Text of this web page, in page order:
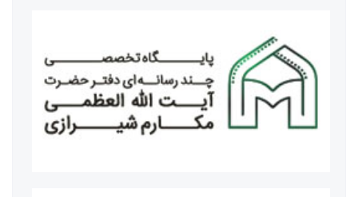
حجت‌الاسلام والمسلمین سید کاظم موسوی رئیس‌ دادگستری
استان قم